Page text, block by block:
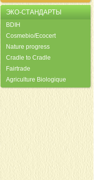
ЭКО-СТАНДАРТЫ
BDIH
Cosmebio/Ecocert
Nature progress
Cradle to Cradle
Fairtrade
Agriculture Biologique